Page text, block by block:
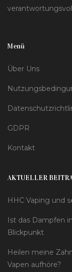
Menü
Über Uns
GDPR
Kontakt
AKTUELLER
HHC Vaping und
Ist das Dampfen
Blickpunkt
Heilen meine
Vapen aufhöre?